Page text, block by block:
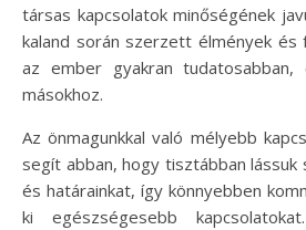
társas kapcsolatok minőségének
kaland során szerzett élmények és
az ember gyakran tudatosabban,
másokhoz.
Az önmagunkkal való mélyebb
segít abban, hogy tisztábban
és határainkat, így könnyebben
ki egészségesebb